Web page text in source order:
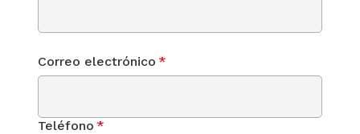
Correo electrónico *
Teléfono *